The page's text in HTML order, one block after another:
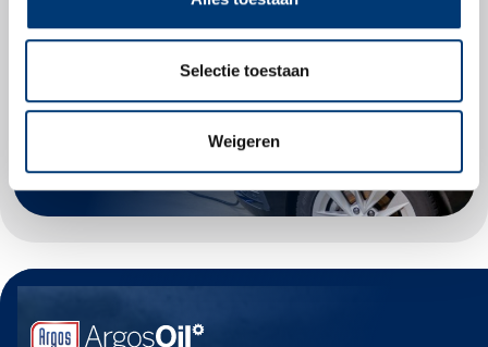
Selectie toestaan
Weigeren